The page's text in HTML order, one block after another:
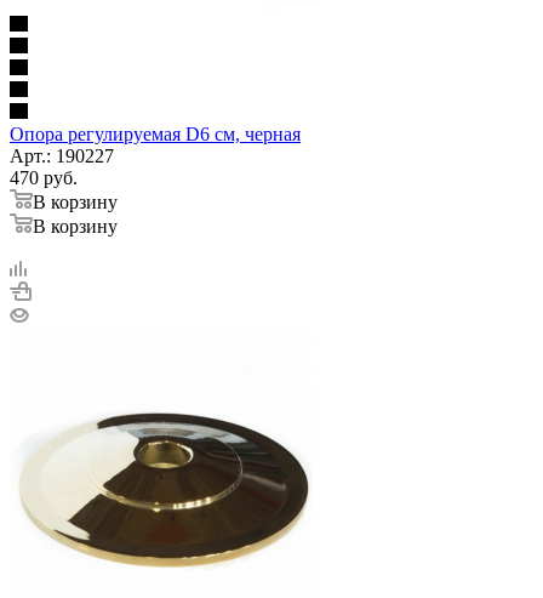
Опора регулируемая D6 см, черная
Арт.: 190227
470 руб.
В корзину
В корзину